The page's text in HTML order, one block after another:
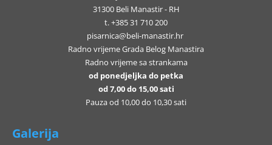
31300 Beli Manastir - RH
t. +385 31 710 200
pisarnica@beli-manastir.hr
Radno vrijeme Grada Belog Manastira
Radno vrijeme sa strankama
od ponedjeljka do petka
od 7,00 do 15,00 sati
Pauza od 10,00 do 10,30 sati
Galerija